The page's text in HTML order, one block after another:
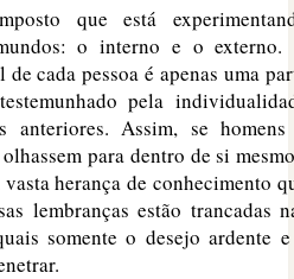
que está
o interno e o externo.
cada pessoa é apenas uma
pela
anteriores. Assim, se
para dentro de si
herança de conhecimento
lembranças estão trancadas
somente o desejo ardente